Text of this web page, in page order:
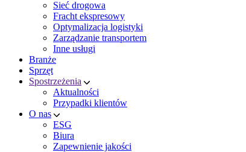
Sieć drogowa
Fracht ekspresowy
Optymalizacja logistyki
Zarządzanie transportem
Inne usługi
Branże
Sprzęt
Spostrzeżenia
Aktualności
Przypadki klientów
O nas
ESG
Biura
Zapewnienie jakości